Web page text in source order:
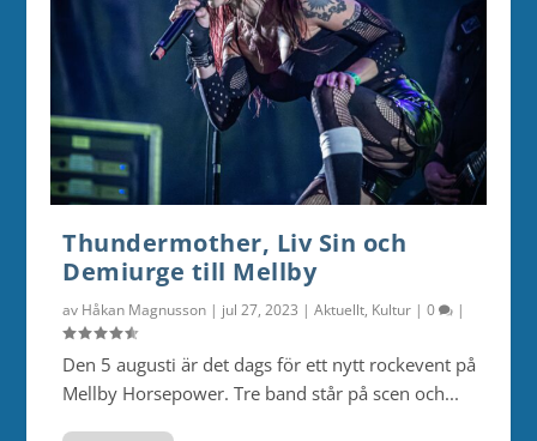
Thundermother, Liv Sin och
Demiurge till Mellby
av Håkan Magnusson | jul 27, 2023 |Aktuellt, Kultur |0 |
Den 5 augusti är det dags för ett nytt rockevent på
Mellby Horsepower. Tre band står på scen och...